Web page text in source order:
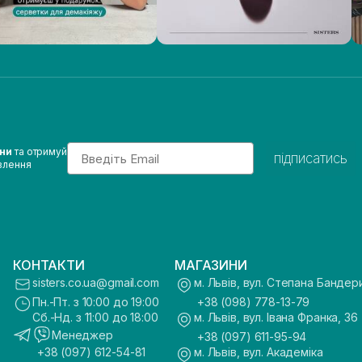
та отримуйEmail
підписатись
КОНТАКТИ
sisters.co.ua@gmail.com
Пн.-Пт. з 10:00 до 19:00
Сб.-Нд. з 11:00 до 18:00
Менеджер
+38 (097) 612-54-81
МАГАЗИНИ
м. Львів, вул. Степана
+38 (098) 778-13-79
м. Львів, вул. Івана Франка, 36
+38 (097) 611-95-94
м. Львів, вул. Академіка